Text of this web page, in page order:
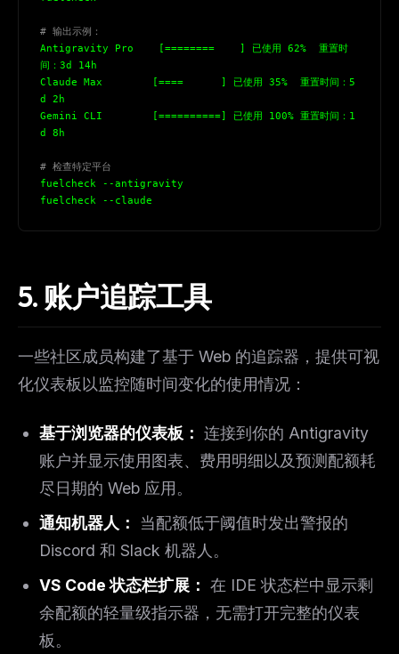
# 输出示例：
Antigravity Pro    [========    ] 已使用 62%  重置时
间：3d 14h
Claude Max        [====      ] 已使用 35%  重置时间：5
d 2h
Gemini CLI        [==========] 已使用 100% 重置时间：1
d 8h
# 检查特定平台
fuelcheck --antigravity
fuelcheck --claude
5. 账户追踪工具
一些社区成员构建了基于 Web 的追踪器，提供可视
化仪表板以监控随时间变化的使用情况：
基于浏览器的仪表板： 连接到你的 Antigravity
账户并显示使用图表、费用明细以及预测配额耗
尽日期的 Web 应用。
通知机器人：
当配额低于阈值时发出警报的
Discord 和 Slack 机器人。
VS Code 状态栏扩展： 在 IDE 状态栏中显示剩
余配额的轻量级指示器，无需打开完整的仪表
板。
THIS WEEK'S DIGEST
Free · Weekly · 2 min read
FREE NEWSLETTER
The weekly digest forAI builders
workflow updates — one email, no noise.
Email address
Get the weekly digest
Maybe later